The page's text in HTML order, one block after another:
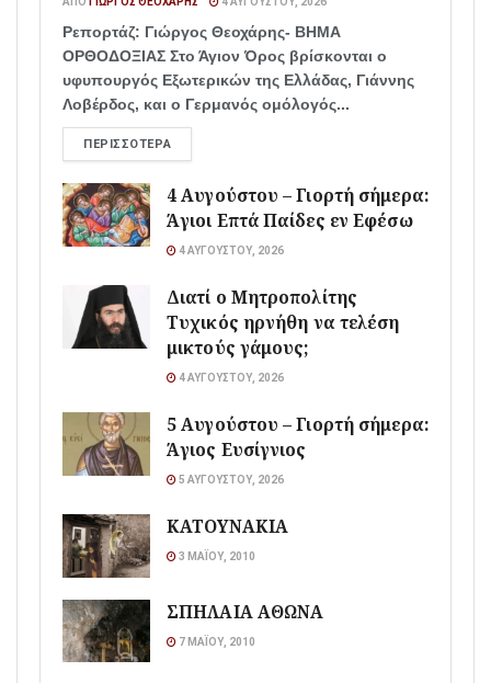
Ρεπορτάζ: Γιώργος Θεοχάρης- ΒΗΜΑ
ΟΡΘΟΔΟΞΙΑΣ Στο Άγιον Όρος βρίσκονται ο
υφυπουργός Εξωτερικών της Ελλάδας, Γιάννης
Λοβέρδος, και ο Γερμανός ομόλογός...
ΠΕΡΙΣΣΌΤΕΡΑ
4 Αυγούστου – Γιορτή σήμερα:
Άγιοι Επτά Παίδες εν Εφέσω
4 ΑΥΓΟΎΣΤΟΥ, 2026
Διατί ο Μητροπολίτης
Τυχικός ηρνήθη να τελέση
μικτούς γάμους;
4 ΑΥΓΟΎΣΤΟΥ, 2026
5 Αυγούστου – Γιορτή σήμερα:
Άγιος Ευσίγνιος
5 ΑΥΓΟΎΣΤΟΥ, 2026
ΚΑΤΟΥΝΑΚΙΑ
3 ΜΑΪ́ΟΥ, 2010
ΣΠΗΛΑΙΑ ΑΘΩΝΑ
7 ΜΑΪ́ΟΥ, 2010